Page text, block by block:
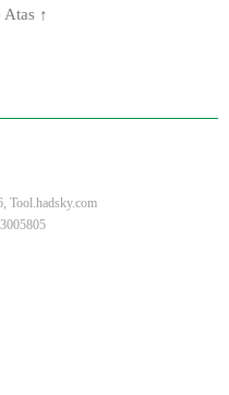
↑
Tool.hadsky.com